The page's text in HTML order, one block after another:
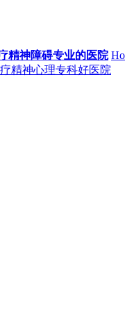
精神障碍专业的医院
精神心理专科好医院